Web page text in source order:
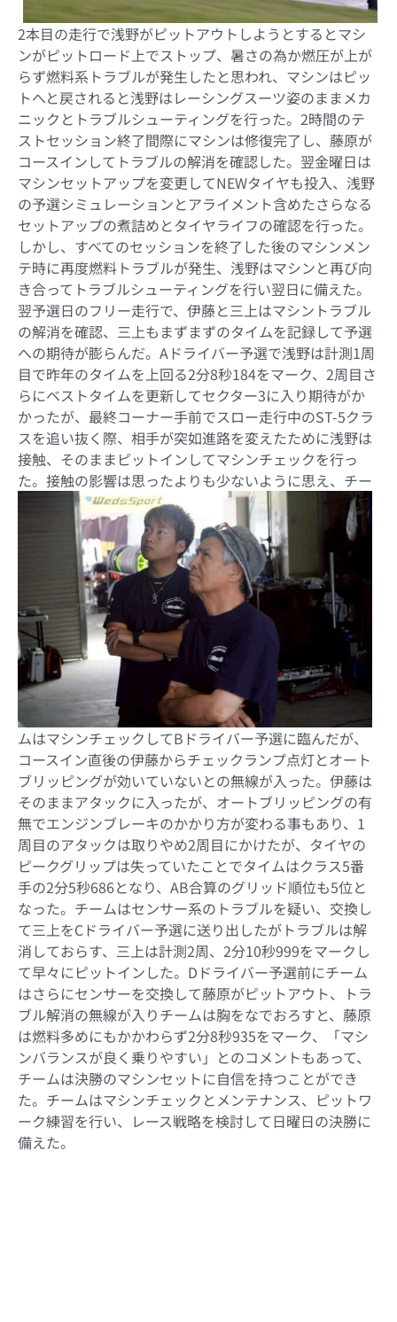
2本目の走行で浅野がピットアウトしようとするとマシ
ンがピットロード上でストップ、暑さの為か燃圧が上が
らず燃料系トラブルが発生したと思われ、マシンはピッ
トへと戻されると浅野はレーシングスーツ姿のままメカ
ニックとトラブルシューティングを行った。2時間のテ
ストセッション終了間際にマシンは修復完了し、藤原が
コースインしてトラブルの解消を確認した。翌金曜日は
マシンセットアップを変更してNEWタイヤも投入、浅野
の予選シミュレーションとアライメント含めたさらなる
セットアップの煮詰めとタイヤライフの確認を行った。
しかし、すべてのセッションを終了した後のマシンメン
テ時に再度燃料トラブルが発生、浅野はマシンと再び向
き合ってトラブルシューティングを行い翌日に備えた。
翌予選日のフリー走行で、伊藤と三上はマシントラブル
の解消を確認、三上もまずまずのタイムを記録して予選
への期待が膨らんだ。Aドライバー予選で浅野は計測1周
目で昨年のタイムを上回る2分8秒184をマーク、2周目さ
らにベストタイムを更新してセクター3に入り期待がか
かったが、最終コーナー手前でスロー走行中のST-5クラ
スを追い抜く際、相手が突如進路を変えたために浅野は
接触、そのままピットインしてマシンチェックを行っ
た。 接触の影響は思ったよりも少ないように思え、チー
ムはマシンチェックしてBドライバー予選に臨んだが、
コースイン直後の伊藤からチェックランプ点灯とオート
ブリッピングが効いていないとの無線が入った。伊藤は
そのままアタックに入ったが、オートブリッピングの有
無でエンジンブレーキのかかり方が変わる事もあり、1
周目のアタックは取りやめ2周目にかけたが、タイヤの
ピークグリップは失っていたことでタイムはクラス5番
手の2分5秒686となり、AB合算のグリッド順位も5位と
なった。チームはセンサー系のトラブルを疑い、交換し
て三上をCドライバー予選に送り出したがトラブルは解
消しておらす、三上は計測2周、2分10秒999をマークし
て早々にピットインした。Dドライバー予選前にチーム
はさらにセンサーを交換して藤原がピットアウト、トラ
ブル解消の無線が入りチームは胸をなでおろすと、藤原
は燃料多めにもかかわらず2分8秒935をマーク、「マシ
ンバランスが良く乗りやすい」とのコメントもあって、
チームは決勝のマシンセットに自信を持つことができ
た。チームはマシンチェックとメンテナンス、ピットワ
ーク練習を行い、レース戦略を検討して日曜日の決勝に
備えた。